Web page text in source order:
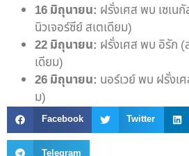
16 มิถุนายน: ฝรั่งเศส พบ เซเน
นิวเจอร์ซีย์ สเตเดียม)
22 มิถุนายน: ฝรั่งเศส พบ อิรัก (
เดียม)
26 มิถุนายน: นอร์เวย์ พบ ฝรั่งเ
ม)
Facebook Twitter
Telegram